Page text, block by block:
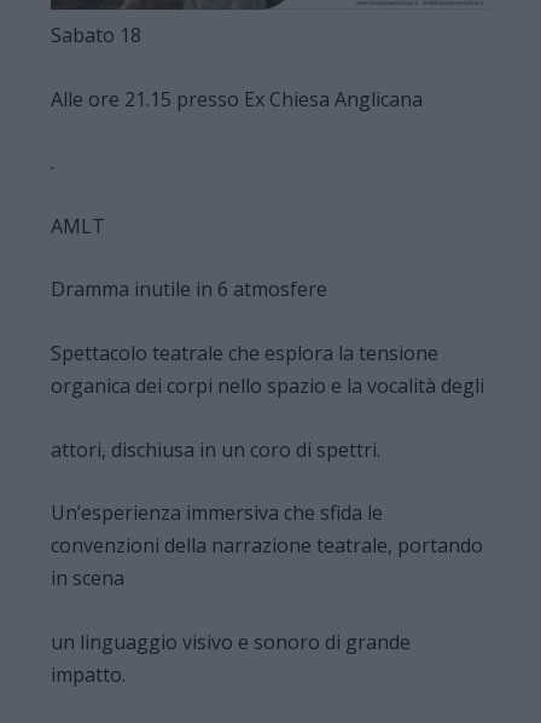
Sabato 18
Alle ore 21.15 presso Ex Chiesa Anglicana
.
AMLT
Dramma inutile in 6 atmosfere
Spettacolo teatrale che esplora la tensione
organica dei corpi nello spazio e la vocalità degli
attori, dischiusa in un coro di spettri.
Un’esperienza immersiva che sfida le
convenzioni della narrazione teatrale, portando
in scena
un linguaggio visivo e sonoro di grande
impatto.